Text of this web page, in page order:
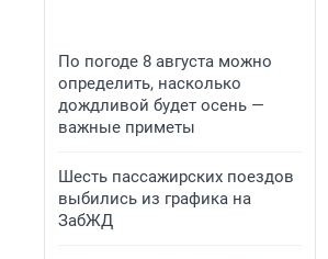
По погоде 8 августа можно
определить, насколько
дождливой будет осень —
важные приметы
Шесть пассажирских поездов
выбились из графика на
ЗабЖД